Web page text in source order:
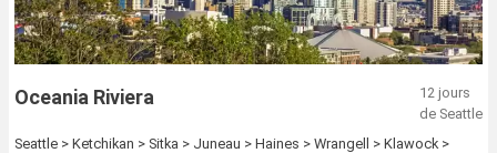
Oceania Riviera
12 jours
de Seattle
Seattle > Ketchikan > Sitka > Juneau > Haines > Wrangell > Klawock >